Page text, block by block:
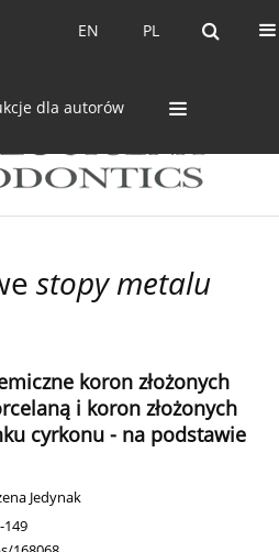
PL
EN PL
EN
dla autorów
stopy metalu
koron złożonych
i koron złożonych
cyrkonu - na podstawie
Jedynak
149